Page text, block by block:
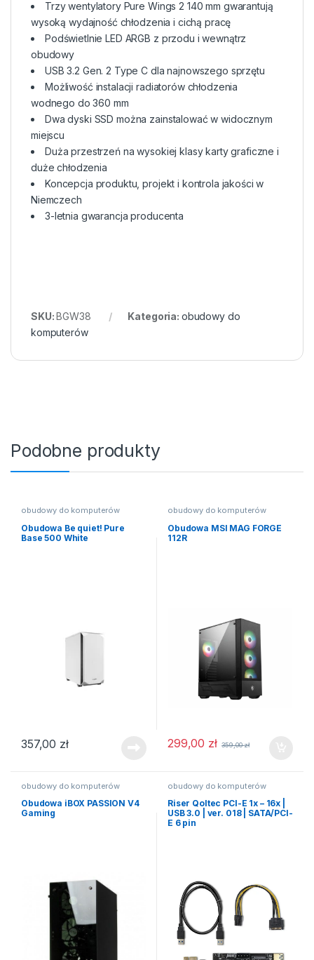
Trzy wentylatory Pure Wings 2 140 mm gwarantują
wysoką wydajność chłodzenia i cichą pracę
Podświetlnie LED ARGB z przodu i wewnątrz
obudowy
USB 3.2 Gen. 2 Type C dla najnowszego sprzętu
Możliwość instalacji radiatorów chłodzenia
wodnego do 360 mm
Dwa dyski SSD można zainstalować w widocznym
miejscu
Duża przestrzeń na wysokiej klasy karty graficzne i
duże chłodzenia
Koncepcja produktu, projekt i kontrola jakości w
Niemczech
3-letnia gwarancja producenta
SKU:BGW38 Kategoria: obudowy do
komputerów
Podobne produkty
obudowy do komputerów
Obudowa Be quiet! Pure
Base 500 White
357,00 zł
obudowy do komputerów
Obudowa MSI MAG FORGE
112R
299,00 zł 359,00zł
obudowy do komputerów
Obudowa iBOX PASSION V4
Gaming
obudowy do komputerów
Riser Qoltec PCI-E 1x – 16x |
USB 3.0 | ver. 018 | SATA/PCI-
E 6 pin